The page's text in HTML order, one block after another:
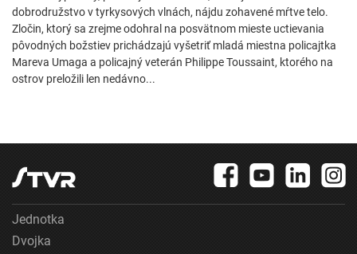
dobrodružstvo v tyrkysových vlnách, nájdu zohavené mŕtve telo.
Zločin, ktorý sa zrejme odohral na posvätnom mieste uctievania
pôvodných božstiev prichádzajú vyšetriť mladá miestna policajtka
Mareva Umaga a policajný veterán Philippe Toussaint, ktorého na
ostrov preložili len nedávno...
Jednotka
Dvojka